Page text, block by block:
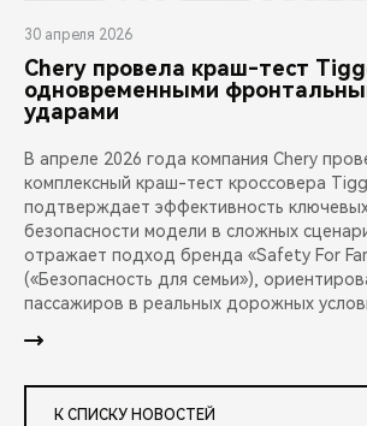
30 апреля 2026
Chery провела краш-тест
одновременными
ударами
В апреле 2026 года компания Chery
комплексный краш-тест кроссовера
подтверждает эффективность
безопасности модели в сложных
отражает подход бренда «Safety For
(«Безопасность для семьи»),
пассажиров в реальных дорожных
К СПИСКУ НОВОСТЕЙ